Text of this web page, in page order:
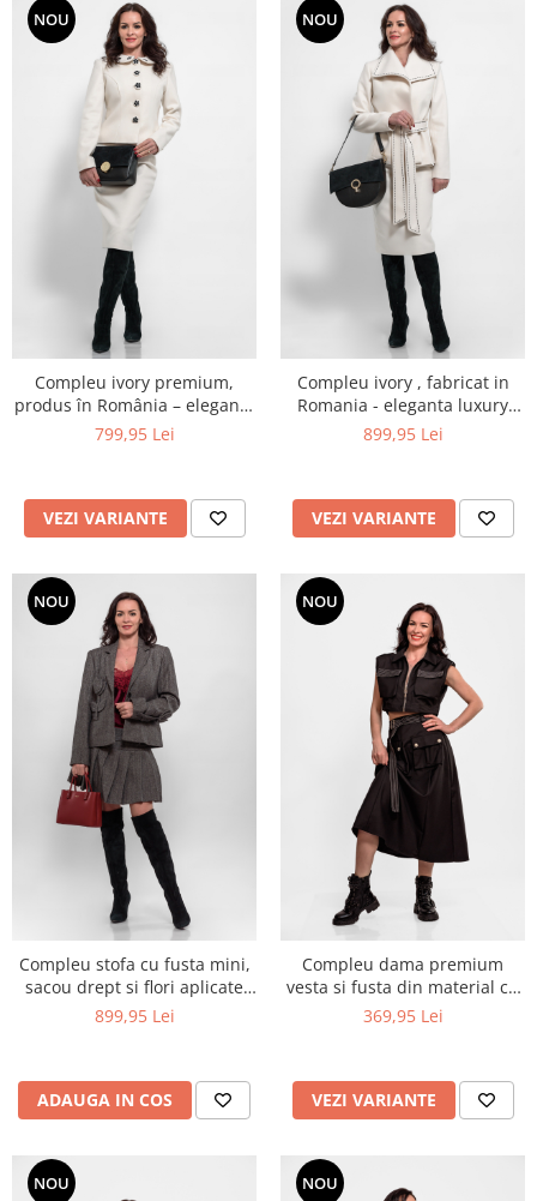
NOU
Compleu ivory premium,
produs în România – eleganță
desăvârșită cu detalii bijuterie
799,95 Lei
VEZI VARIANTE
NOU
Compleu ivory , fabricat in
Romania - eleganta luxury
redefinita
899,95 Lei
VEZI VARIANTE
NOU
Compleu stofa cu fusta mini,
sacou drept si flori aplicate
handmade
899,95 Lei
ADAUGA IN COS
NOU
Compleu dama premium
vesta si fusta din material cu
vascoza
369,95 Lei
VEZI VARIANTE
NOU NOU